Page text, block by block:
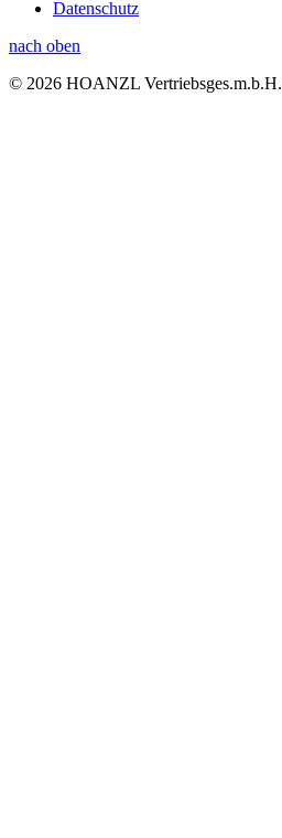
Datenschutz
nach oben
© 2026 HOANZL Vertriebsges.m.b.H.